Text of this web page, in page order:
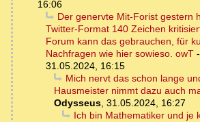
16:06
Der genervte Mit-Forist gestern
Twitter-Format 140 Zeichen
Forum kann das gebrauchen, für
Nachfragen wie hier sowieso. owT -
31.05.2024, 16:15
Mich nervt das schon lange
Hausmeister nimmt dazu auch
Odysseus, 31.05.2024, 16:27
Ich bin Mathematiker und je